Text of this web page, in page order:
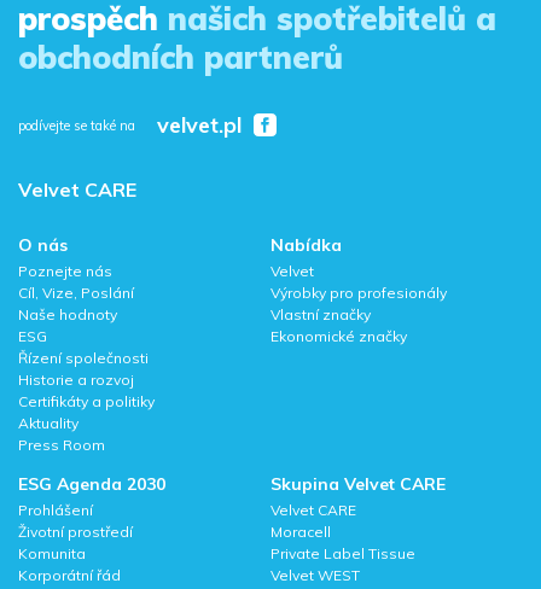
prospěch našich spotřebitelů a
obchodních partnerů
podívejte se také na velvet.pl
Velvet CARE
O nás
Poznejte nás
Cíl, Vize, Poslání
Naše hodnoty
ESG
Řízení společnosti
Historie a rozvoj
Certifikáty a politiky
Aktuality
Press Room
Nabídka
Velvet
Výrobky pro profesionály
Vlastní značky
Ekonomické značky
ESG Agenda 2030
Prohlášení
Životní prostředí
Komunita
Korporátní řád
Skupina Velvet CARE
Velvet CARE
Moracell
Private Label Tissue
Velvet WEST